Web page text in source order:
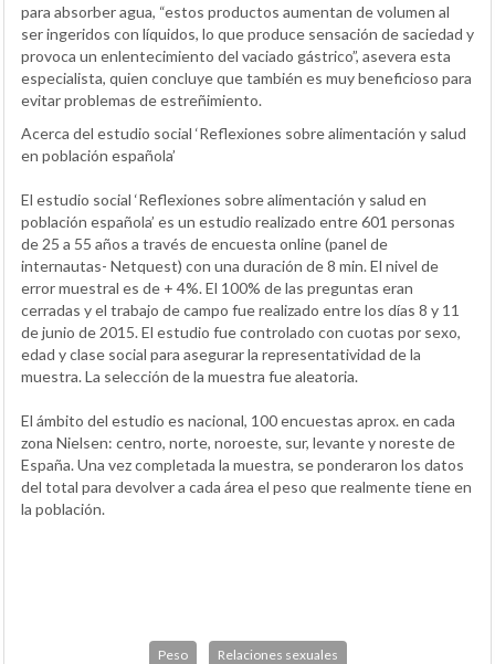
para absorber agua, “estos productos aumentan de volumen al
ser ingeridos con líquidos, lo que produce sensación de saciedad y
provoca un enlentecimiento del vaciado gástrico”, asevera esta
especialista, quien concluye que también es muy beneficioso para
evitar problemas de estreñimiento.
Acerca del estudio social ‘Reflexiones sobre alimentación y salud
en población española’
El estudio social ‘Reflexiones sobre alimentación y salud en
población española’ es un estudio realizado entre 601 personas
de 25 a 55 años a través de encuesta online (panel de
internautas- Netquest) con una duración de 8 min. El nivel de
error muestral es de + 4%. El 100% de las preguntas eran
cerradas y el trabajo de campo fue realizado entre los días 8 y 11
de junio de 2015. El estudio fue controlado con cuotas por sexo,
edad y clase social para asegurar la representatividad de la
muestra. La selección de la muestra fue aleatoria.
El ámbito del estudio es nacional, 100 encuestas aprox. en cada
zona Nielsen: centro, norte, noroeste, sur, levante y noreste de
España. Una vez completada la muestra, se ponderaron los datos
del total para devolver a cada área el peso que realmente tiene en
la población.
Peso Relaciones sexuales